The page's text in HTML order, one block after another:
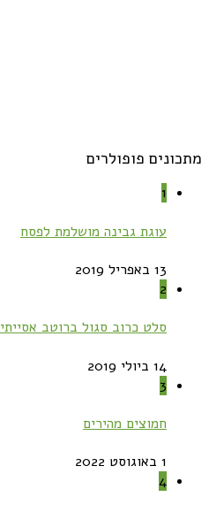
מתכונים פופולרים
1
עוגת גבינה מושלמת לפסח
13 באפריל 2019
2
סלט כרוב סגול ברוטב אסייתי
14 ביולי 2019
3
חמוצים מהירים
1 באוגוסט 2022
4